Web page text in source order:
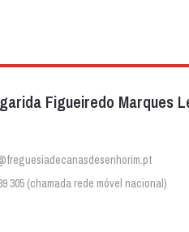
Figueiredo Marques
305 (chamada rede móvel nacional)